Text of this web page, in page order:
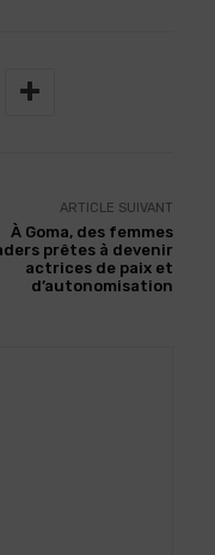
ARTICLE SUIVANT
À Goma, des femmes
prêtes à devenir
actrices de paix et
d’autonomisation